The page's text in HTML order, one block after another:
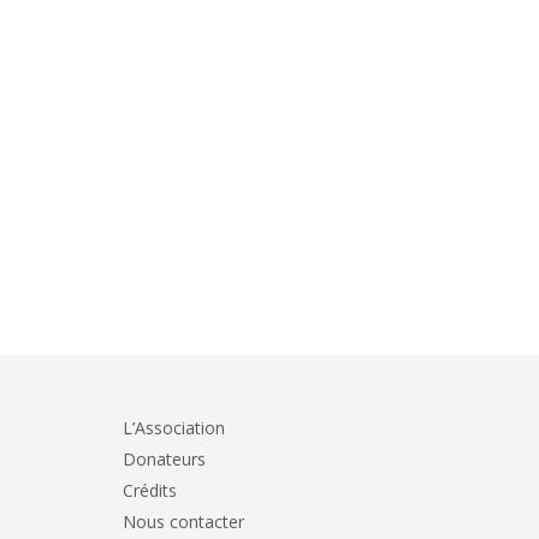
L’Association
Donateurs
Crédits
Nous contacter